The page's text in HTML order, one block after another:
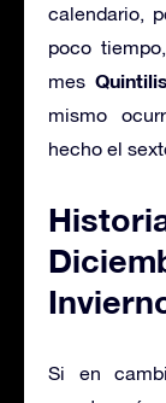
calendario,
poco
mes
mismo
hecho el
Si en